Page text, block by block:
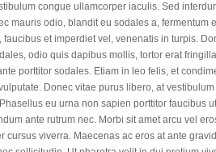
congue ullamcorper iaculis. Sed
mauris odio, blandit eu sodales a, fermentum
faucibus et imperdiet vel, venenatis in turpis.
odio quis dapibus mollis, tortor erat
porttitor sodales. Etiam in leo felis, et
Donec vitae purus libero, at
eu urna non sapien porttitor faucibus
ante rutrum nec. Morbi sit amet arcu vel
cursus viverra. Maecenas ac eros at ante